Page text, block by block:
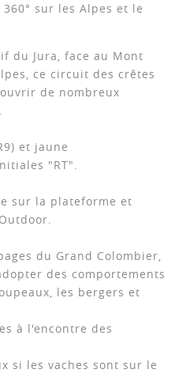
sur les Alpes et le
du Jura, face au Mont
ce circuit des crêtes
de nombreux
et jaune
"RT".
sur la plateforme et
du Grand Colombier,
des comportements
les bergers et
à l'encontre des
si les vaches sont sur le